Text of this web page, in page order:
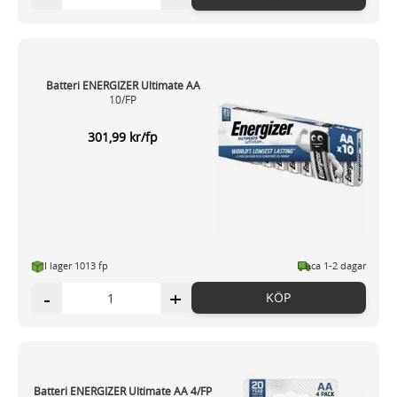
Batteri ENERGIZER Ultimate AA
10/FP
301,99 kr/fp
I lager 1013 fp ca 1-2 dagar
- + KÖP
Batteri ENERGIZER Ultimate AA 4/FP